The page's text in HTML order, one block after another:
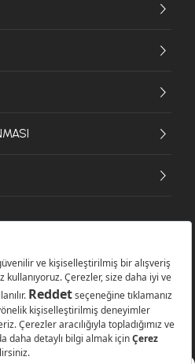
Sanayi ve Ticaret A.Ş. - Tüm hakları